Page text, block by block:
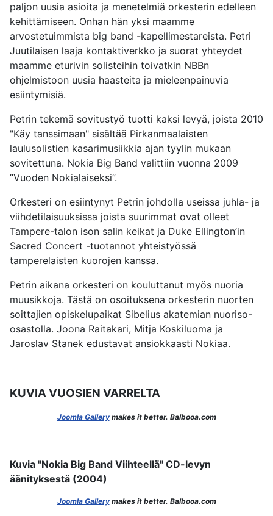
paljon uusia asioita ja menetelmiä orkesterin edelleen
kehittämiseen. Onhan hän yksi maamme
arvostetuimmista big band -kapellimestareista. Petri
Juutilaisen laaja kontaktiverkko ja suorat yhteydet
maamme eturivin solisteihin toivatkin NBBn
ohjelmistoon uusia haasteita ja mieleenpainuvia
esiintymisiä.
Petrin tekemä sovitustyö tuotti kaksi levyä, joista 2010
"Käy tanssimaan" sisältää Pirkanmaalaisten
laulusolistien kasarimusiikkia ajan tyylin mukaan
sovitettuna. Nokia Big Band valittiin vuonna 2009
”Vuoden Nokialaiseksi”.
Orkesteri on esiintynyt Petrin johdolla useissa juhla- ja
viihdetilaisuuksissa joista suurimmat ovat olleet
Tampere-talon ison salin keikat ja Duke Ellington’in
Sacred Concert -tuotannot yhteistyössä
tamperelaisten kuorojen kanssa.
Petrin aikana orkesteri on kouluttanut myös nuoria
muusikkoja. Tästä on osoituksena orkesterin nuorten
soittajien opiskelupaikat Sibelius akatemian nuoriso-
osastolla. Joona Raitakari, Mitja Koskiluoma ja
Jaroslav Stanek edustavat ansiokkaasti Nokiaa.
KUVIA VUOSIEN VARRELTA
Joomla Gallerymakes it better. Balbooa.com
Kuvia "Nokia Big Band Viihteellä" CD-levyn
äänityksestä (2004)
Joomla Gallerymakes it better. Balbooa.com